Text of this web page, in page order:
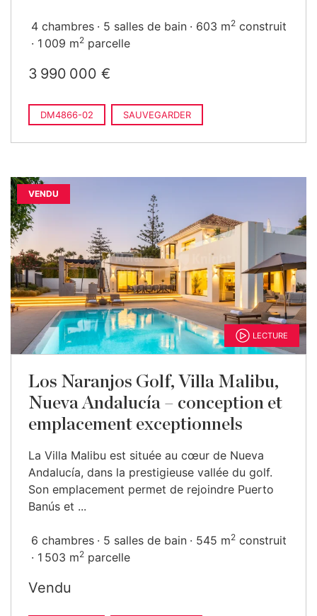
4 chambres 5 salles de bain 603 m2 construit
1 009 m2 parcelle
3 990 000 €
DM4866-02 SAUVEGARDER
VENDU
LECTURE
Los Naranjos Golf, Villa Malibu,
Nueva Andalucía – conception et
emplacement exceptionnels
La Villa Malibu est située au cœur de Nueva
Andalucía, dans la prestigieuse vallée du golf.
Son emplacement permet de rejoindre Puerto
Banús et ...
6 chambres 5 salles de bain 545 m2 construit
1 503 m2 parcelle
Vendu